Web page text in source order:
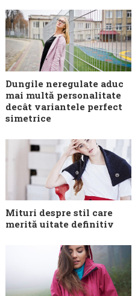
Dungile neregulate aduc
mai multă personalitate
decât variantele perfect
simetrice
Mituri despre stil care
merită uitate definitiv